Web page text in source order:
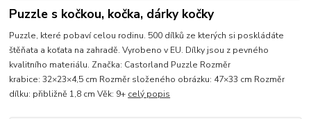
Puzzle s kočkou, kočka, dárky kočky
Puzzle, které pobaví celou rodinu. 500 dílků ze kterých si poskládáte
štěňata a koťata na zahradě. Vyrobeno v EU. Dílky jsou z pevného
kvalitního materiálu. Značka: Castorland Puzzle Rozměr
krabice: 32×23×4,5 cm Rozměr složeného obrázku: 47×33 cm Rozměr
dílku: přibližně 1,8 cm Věk: 9+ celý popis